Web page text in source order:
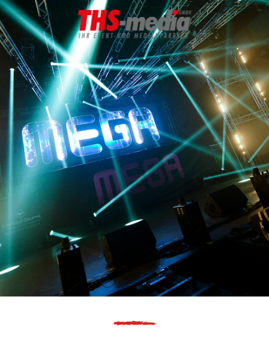
Zum Hauptinhalt springen